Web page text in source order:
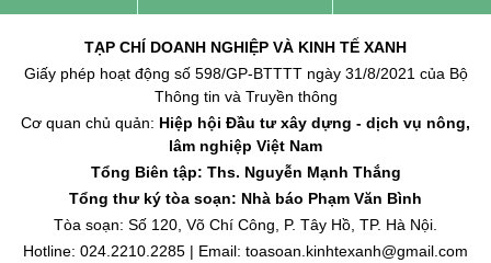
TẠP CHÍ DOANH NGHIỆP VÀ KINH TẾ XANH
Giấy phép hoạt động số 598/GP-BTTTT ngày 31/8/2021 của Bộ
Thông tin và Truyền thông
Cơ quan chủ quản: Hiệp hội Đầu tư xây dựng - dịch vụ nông,
lâm nghiệp Việt Nam
Tổng Biên tập: Ths. Nguyễn Mạnh Thắng
Tổng thư ký tòa soạn: Nhà báo Phạm Văn Bình
Tòa soạn: Số 120, Võ Chí Công, P. Tây Hồ, TP. Hà Nội.
Hotline: 024.2210.2285 | Email: toasoan.kinhtexanh@gmail.com